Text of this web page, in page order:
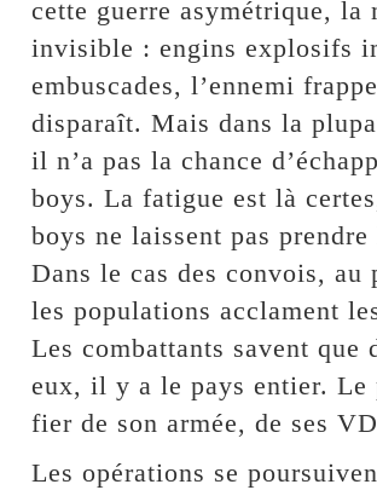
cette guerre asymétrique, la
invisible : engins explosifs
embuscades, l’ennemi
disparaît. Mais dans la
il n’a pas la chance
boys. La fatigue est là
boys ne laissent pas prendre
Dans le cas des convois, au
les populations acclament
Les combattants savent que
eux, il y a le pays entier. Le
fier de son armée, de ses
Les opérations se